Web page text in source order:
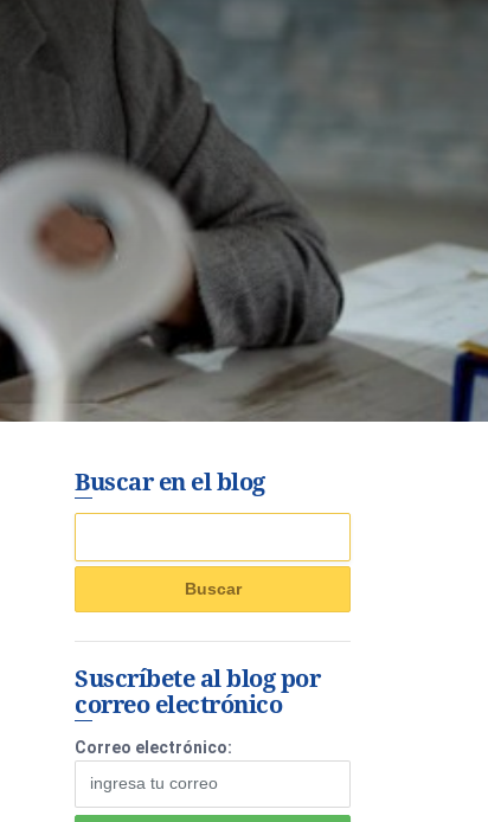
Buscar en el blog
Suscríbete al blog por
correo electrónico
Correo electrónico: